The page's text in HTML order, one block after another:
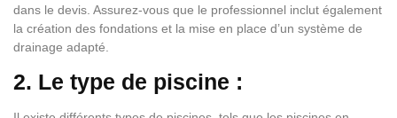
dans le devis. Assurez-vous que le professionnel inclut également
la création des fondations et la mise en place d’un système de
drainage adapté.
2. Le type de piscine :